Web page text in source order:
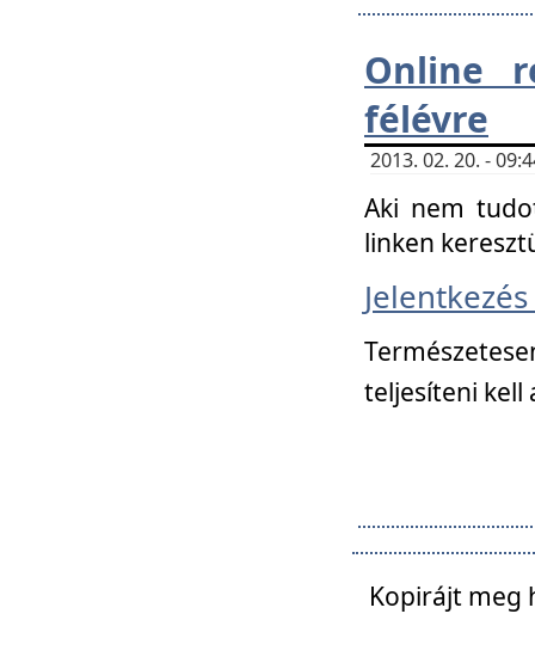
Online
félévre
2013. 02. 20. -
Aki nem
linken
Jelentkezés
teljesíteni kell
Kopirájt meg